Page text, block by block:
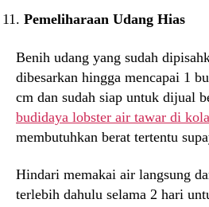
Pemeliharaan Udang Hias
Benih udang yang sudah
dibesarkan hingga mencapai 1
cm dan sudah siap untuk dijual
budidaya lobster air tawar di
membutuhkan berat tertentu
Hindari memakai air langsung
terlebih dahulu selama 2 hari